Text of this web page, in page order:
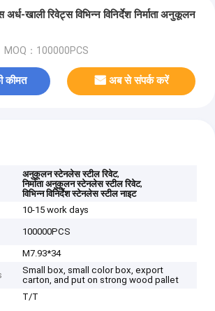
खाली रिवेट्स विभिन्न विनिर्देश निर्माता अनुकूलन
MOQ：100000PCS
कीमत अब से संपर्क करें
अनुकूलन स्टेनलेस स्टील रिवेट,
निर्माता अनुकूलन स्टेनलेस स्टील रिवेट,
विभिन्न विनिर्देश स्टेनलेस स्टील नाइट
10-15 work days
100000PCS
M7.93*34
Small box, small color box, export
carton, and put on strong wood pallet
T/T